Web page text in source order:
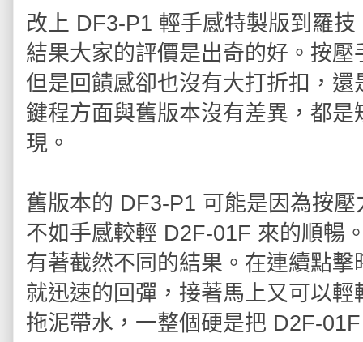
改上 DF3-P1 輕手感特製版到羅
結果大家的評價是出奇的好。按
但是回饋感卻也沒有大打折扣，還
鍵程方面與舊版本沒有差異，都是
現。
舊版本的 DF3-P1 可能是因為按
不如手感較輕 D2F-01F 來的順暢
有著截然不同的結果。在連續點
就迅速的回彈，接著馬上又可以
拖泥帶水，一整個硬是把 D2F-